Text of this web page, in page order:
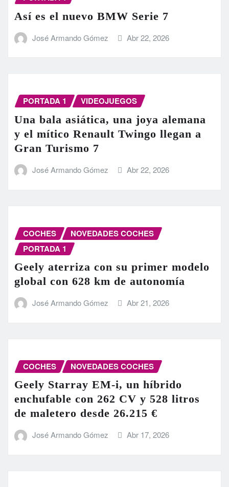
Así es el nuevo BMW Serie 7
José Armando Gómez Abr 22, 2026
PORTADA 1 VIDEOJUEGOS
Una bala asiática, una joya alemana
y el mítico Renault Twingo llegan a
Gran Turismo 7
José Armando Gómez Abr 22, 2026
COCHES
NOVEDADES COCHES
PORTADA 1
Geely aterriza con su primer modelo
global con 628 km de autonomía
José Armando Gómez Abr 21, 2026
COCHES NOVEDADES COCHES
Geely Starray EM-i, un híbrido
enchufable con 262 CV y 528 litros
de maletero desde 26.215 €
José Armando Gómez Abr 17, 2026